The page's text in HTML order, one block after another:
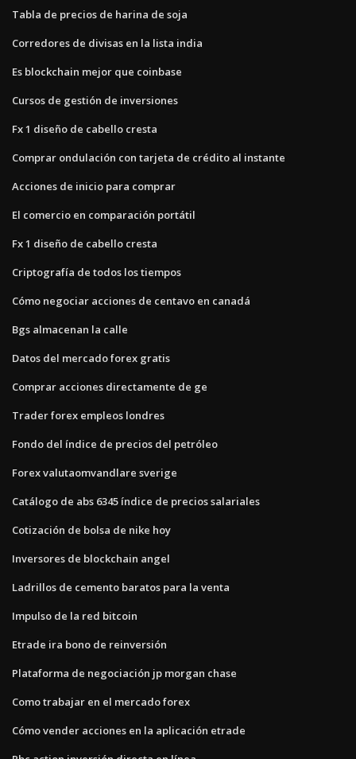
Tabla de precios de harina de soja
Corredores de divisas en la lista india
Es blockchain mejor que coinbase
Cursos de gestión de inversiones
Fx 1 diseño de cabello cresta
Comprar ondulación con tarjeta de crédito al instante
Acciones de inicio para comprar
El comercio en comparación portátil
Fx 1 diseño de cabello cresta
Criptografía de todos los tiempos
Cómo negociar acciones de centavo en canadá
Bgs almacenan la calle
Datos del mercado forex gratis
Comprar acciones directamente de ge
Trader forex empleos londres
Fondo del índice de precios del petróleo
Forex valutaomvandlare sverige
Catálogo de abs 6345 índice de precios salariales
Cotización de bolsa de nike hoy
Inversores de blockchain angel
Ladrillos de cemento baratos para la venta
Impulso de la red bitcoin
Etrade ira bono de reinversión
Plataforma de negociación jp morgan chase
Como trabajar en el mercado forex
Cómo vender acciones en la aplicación etrade